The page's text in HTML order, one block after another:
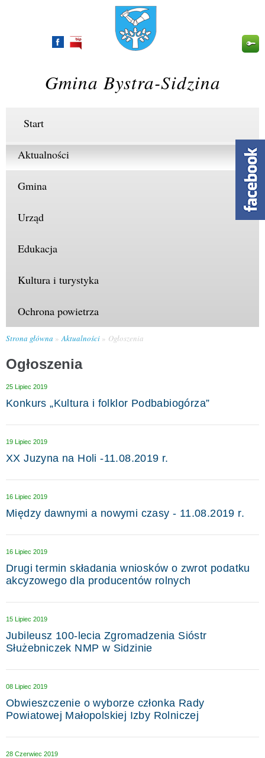
Przejdź
Gmina Bystra-Sidzina
Start
Aktualności
Gmina
Urząd
Edukacja
Kultura i turystyka
Ochrona powietrza
Strona główna Aktualności Ogłoszenia
Ogłoszenia
25 Lipiec 2019
Konkurs „Kultura i folklor Podbabiogórza”
19 Lipiec 2019
XX Juzyna na Holi -11.08.2019 r.
16 Lipiec 2019
Między dawnymi a nowymi czasy - 11.08.2019 r.
16 Lipiec 2019
Drugi termin składania wniosków o zwrot podatku
akcyzowego dla producentów rolnych
15 Lipiec 2019
Jubileusz 100-lecia Zgromadzenia Sióstr
Służebniczek NMP w Sidzinie
08 Lipiec 2019
Obwieszczenie o wyborze członka Rady
Powiatowej Małopolskiej Izby Rolniczej
28 Czerwiec 2019